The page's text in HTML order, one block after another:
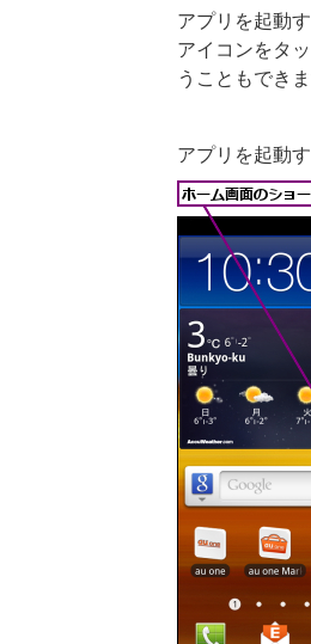
アプリを起動
アイコンをタ
うこともできま
アプリを起動